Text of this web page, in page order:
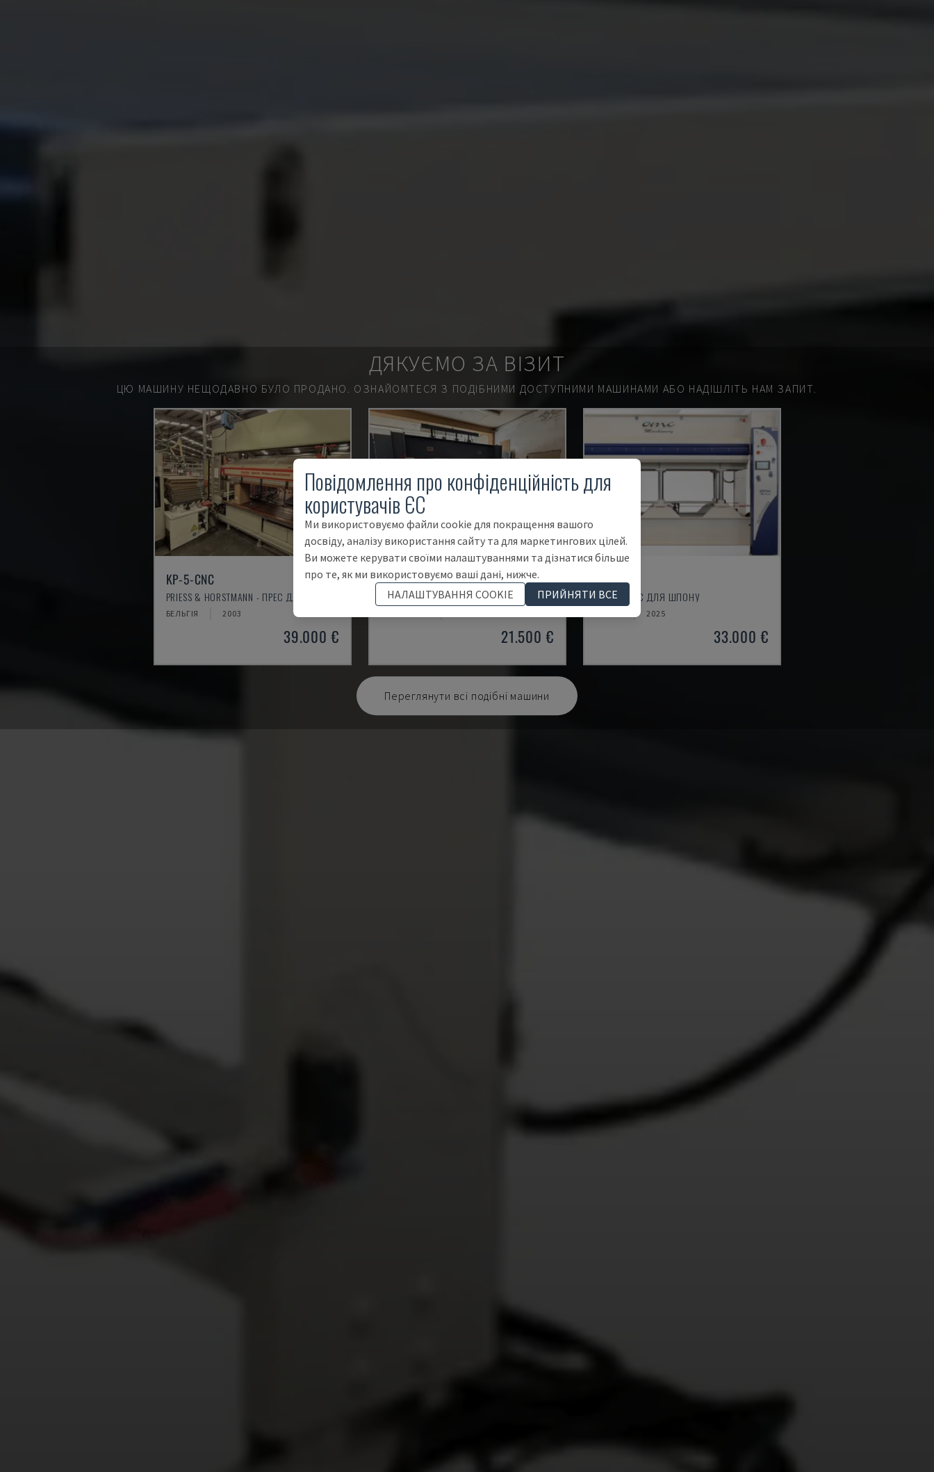
ДЯКУЄМО ЗА ВІЗИТ
ЦЮ МАШИНУ НЕЩОДАВНО БУЛО ПРОДАНО. ОЗНАЙОМТЕСЯ З ПОДІБНИМИ ДОСТУПНИМИ МАШИНАМИ АБО НАДІШЛІТЬ НАМ ЗАПИТ.
KP-5-CNC
PRIESS & HORSTMANN - ПРЕС ДЛЯ ШПОНУ
БЕЛЬГІЯ 2003
39.000 €
300-K-D0
OTT - ПРЕС ДЛЯ ШПОНУ
21.500 €
PL 90S
OMC - ПРЕС ДЛЯ ШПОНУ
2025
33.000 €
Переглянути всі подібні машини
Повідомлення про конфіденційність для
користувачів ЄС
Ми використовуємо файли cookie для покращення вашого
досвіду, аналізу використання сайту та для маркетингових цілей.
Ви можете керувати своїми налаштуваннями та дізнатися більше
про те, як ми використовуємо ваші дані, нижче.
НАЛАШТУВАННЯ COOKIE
ПРИЙНЯТИ ВСЕ